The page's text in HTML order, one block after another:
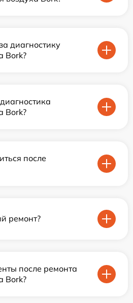
диагностику
Bork?
Bork?
после
ремонт?
после ремонта
Bork?